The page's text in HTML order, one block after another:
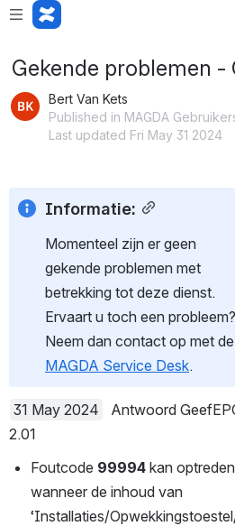
Gekende problemen -
Bert Van Kets
Published in MAGDA
Last updated Fri May 31 2024
Informatie:
Momenteel zijn er geen
gekende problemen met
betrekking tot deze dienst.
Ervaart u toch een probleem?
MAGDA Service Desk.
31 May 2024
.01
Foutcode 99994 kan optreden
wanneer de inhoud van
‘Installaties/